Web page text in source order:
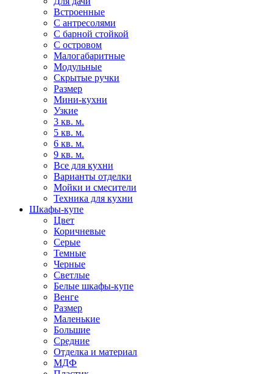
Встроенные
С антресолями
С барной стойкой
С островом
Малогабаритные
Модульные
Скрытые ручки
Размер
Мини-кухни
Узкие
3 кв. м.
5 кв. м.
6 кв. м.
9 кв. м.
Все для кухни
Варианты отделки
Мойки и смесители
Техника для кухни
Шкафы-купе
Цвет
Коричневые
Серые
Темные
Черные
Светлые
Белые шкафы-купе
Венге
Размер
Маленькие
Большие
Средние
Отделка и материал
МДФ